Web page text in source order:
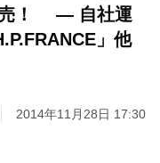
売！ ― 自社運
」他
2014年11月28日 17:30